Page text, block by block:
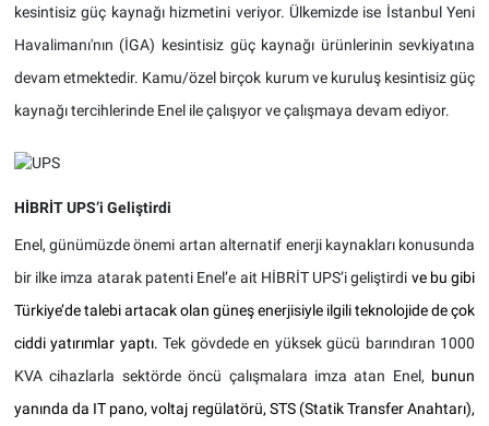
kesintisiz güç kaynağı hizmetini veriyor. Ülkemizde ise İstanbul Yeni
Havalimanı'nın (İGA) kesintisiz güç kaynağı ürünlerinin sevkiyatına
devam etmektedir. Kamu/özel birçok kurum ve kuruluş kesintisiz güç
kaynağı tercihlerinde Enel ile çalışıyor ve çalışmaya devam ediyor.
HİBRİT UPS’i Geliştirdi
Enel, günümüzde önemi artan alternatif enerji kaynakları konusunda
bir ilke imza atarak patenti Enel’e ait HİBRİT UPS’i geliştirdi ve bu gibi
Türkiye’de talebi artacak olan güneş enerjisiyle ilgili teknolojide de çok
ciddi yatırımlar yaptı. Tek gövdede en yüksek gücü barındıran 1000
KVA cihazlarla sektörde öncü çalışmalara imza atan Enel, bunun
yanında da IT pano, voltaj regülatörü, STS (Statik Transfer Anahtarı),